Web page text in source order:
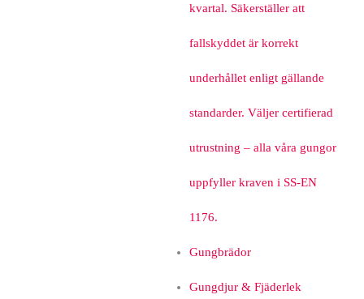
kvartal. Säkerställer att
fallskyddet är korrekt
underhållet enligt gällande
standarder. Väljer certifierad
utrustning – alla våra gungor
uppfyller kraven i SS-EN
1176.
Gungbrädor
Gungdjur & Fjäderlek